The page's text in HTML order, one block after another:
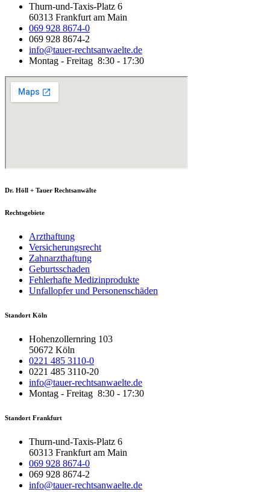
Thurn-und-Taxis-Platz 6
60313 Frankfurt am Main
069 928 8674-0
069 928 8674-2
info@tauer-rechtsanwaelte.de
Montag - Freitag 8:30 - 17:30
Dr. Höll + Tauer Rechtsanwälte
Rechtsgebiete
Arzthaftung
Versicherungsrecht
Zahnarzthaftung
Geburtsschaden
Fehlerhafte Medizinprodukte
Unfallopfer und Personenschäden
Standort Köln
Hohenzollernring 103
50672 Köln
0221 485 3110-0
0221 485 3110-20
info@tauer-rechtsanwaelte.de
Montag - Freitag 8:30 - 17:30
Standort Frankfurt
Thurn-und-Taxis-Platz 6
60313 Frankfurt am Main
069 928 8674-0
069 928 8674-2
info@tauer-rechtsanwaelte.de